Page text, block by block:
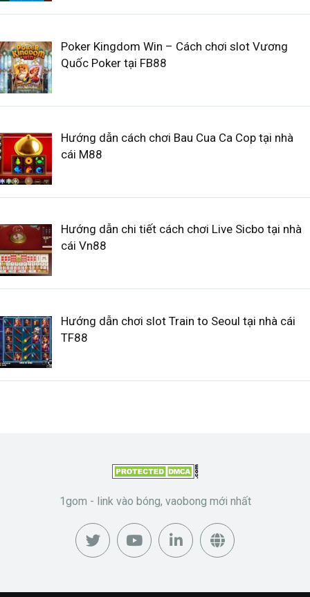
Poker Kingdom Win – Cách chơi slot Vương
Quốc Poker tại FB88
Hướng dẫn cách chơi Bau Cua Ca Cop tại nhà
cái M88
Hướng dẫn chi tiết cách chơi Live Sicbo tại nhà
cái Vn88
Hướng dẫn chơi slot Train to Seoul tại nhà cái
TF88
1gom - link vào bóng, vaobong mới nhất